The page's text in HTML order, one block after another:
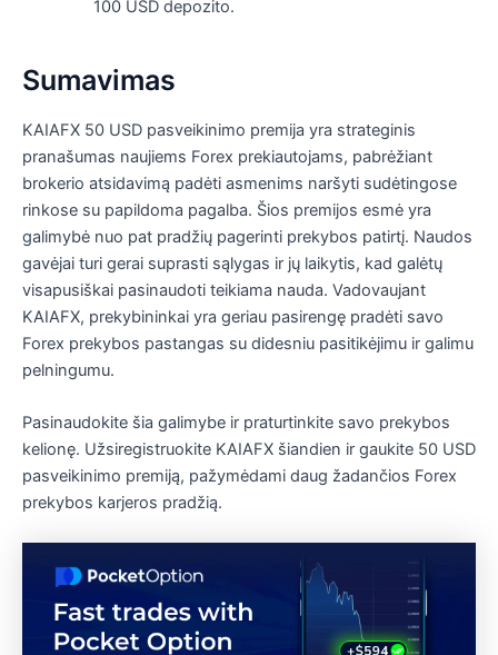
100 USD depozito.
Sumavimas
KAIAFX 50 USD pasveikinimo premija yra strateginis
pranašumas naujiems Forex prekiautojams, pabrėžiant
brokerio atsidavimą padėti asmenims naršyti sudėtingose ​​
rinkose su papildoma pagalba. Šios premijos esmė yra
galimybė nuo pat pradžių pagerinti prekybos patirtį. Naudos
gavėjai turi gerai suprasti sąlygas ir jų laikytis, kad galėtų
visapusiškai pasinaudoti teikiama nauda. Vadovaujant
KAIAFX, prekybininkai yra geriau pasirengę pradėti savo
Forex prekybos pastangas su didesniu pasitikėjimu ir galimu
pelningumu.
Pasinaudokite šia galimybe ir praturtinkite savo prekybos
kelionę. Užsiregistruokite KAIAFX šiandien ir gaukite 50 USD
pasveikinimo premiją, pažymėdami daug žadančios Forex
prekybos karjeros pradžią.